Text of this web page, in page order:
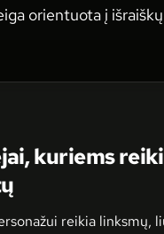
orientuota į
kuriems
reikia linksmų,